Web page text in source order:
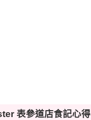
表參道店食記心得